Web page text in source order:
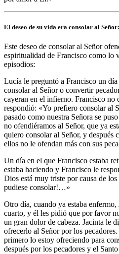
El deseo de su vida era consolar al Señor:
Este deseo de consolar al Señor
espiritualidad de Francisco como lo
episodios:
Lucía le preguntó a Francisco un
consolar al Señor o convertir
cayeran en el infierno. Francisco
respondió: «Yo prefiero consolar al
pasado como nuestra Señora se
no ofendiéramos al Señor, que ya
quiero consolar al Señor, y después
ellos no le ofendan más con sus
Un día en el que Francisco estaba
estaba haciendo y Francisco le
Dios está muy triste por causa de
pudiese consolar!…»
Otro día, cuando ya estaba
cuarto, y él les pidió que por favor
un gran dolor de cabeza. Jacinta le
ofrecerlo al Señor por los
primero lo estoy ofreciendo para
después por los pecadores y el